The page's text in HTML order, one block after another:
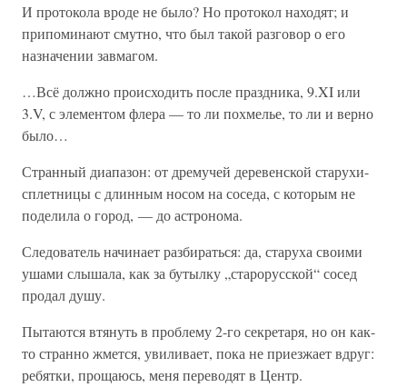
И протокола вроде не было? Но протокол находят; и
припоминают смутно, что был такой разговор о его
назначении завмагом.
…Всё должно происходить после праздника, 9.XI или
3.V, с элементом флера — то ли похмелье, то ли и верно
было…
Странный диапазон: от дремучей деревенской старухи-
сплетницы с длинным носом на соседа, с которым не
поделила о город, — до астронома.
Следователь начинает разбираться: да, старуха своими
ушами слышала, как за бутылку „старорусской“ сосед
продал душу.
Пытаются втянуть в проблему 2-го секретаря, но он как-
то странно жмется, увиливает, пока не приезжает вдруг:
ребятки, прощаюсь, меня переводят в Центр.